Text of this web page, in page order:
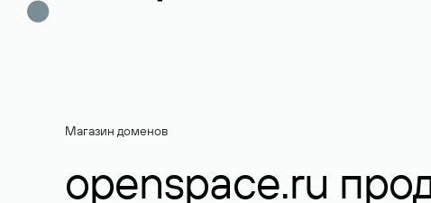
Магазин доменов
openspace.ru